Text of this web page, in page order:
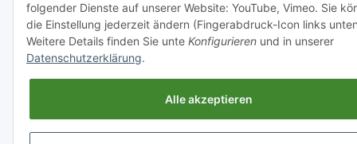
folgender Dienste auf unserer Website: YouTube, Vimeo. Sie
die Einstellung jederzeit ändern (Fingerabdruck-Icon links
Weitere Details finden Sie unte Konfigurieren und in unserer
Datenschutzerklärung.
Alle akzeptieren